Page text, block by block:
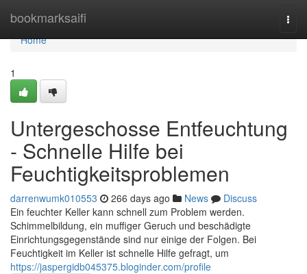
bookmarksaifi
Home
Home
1
Untergeschosse Entfeuchtung
- Schnelle Hilfe bei
Feuchtigkeitsproblemen
darrenwumk010553 266 days ago News
Discuss
Ein feuchter Keller kann schnell zum Problem werden.
Schimmelbildung, ein muffiger Geruch und beschädigte
Einrichtungsgegenstände sind nur einige der Folgen. Bei
Feuchtigkeit im Keller ist schnelle Hilfe gefragt, um
https://jaspergidb045375.bloginder.com/profile